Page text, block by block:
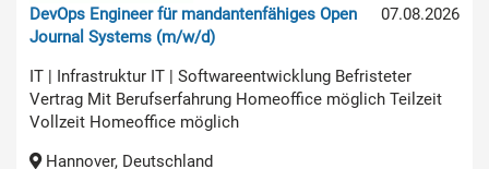
07.08.2026
DevOps Engineer für mandantenfähiges Open
Journal Systems (m/w/d)
IT | Infrastruktur IT | Softwareentwicklung Befristeter
Vertrag Mit Berufserfahrung Homeoffice möglich Teilzeit
Vollzeit Homeoffice möglich
Hannover, Deutschland